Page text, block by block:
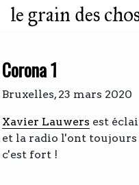
le grain des
Corona 1
Bruxelles, 23 mars 2020
Xavier Lauwers est
et la radio l'ont toujours
c'est fort !